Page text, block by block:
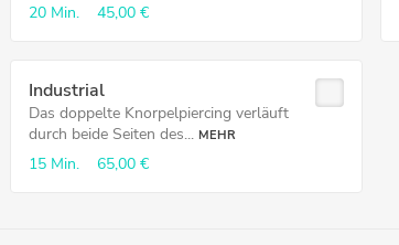
20 Min. 45,00 €
Industrial
Das doppelte Knorpelpiercing verläuft
durch beide Seiten des... MEHR
15 Min. 65,00 €